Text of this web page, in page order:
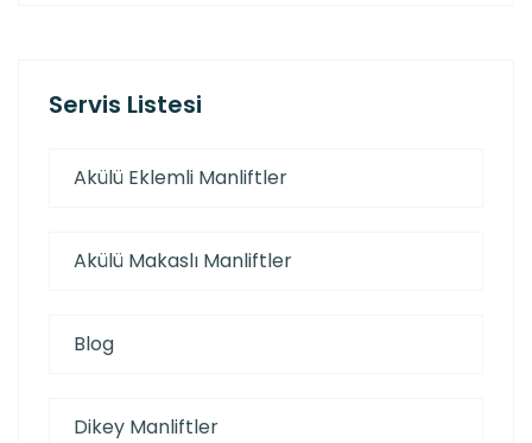
Servis Listesi
Akülü Eklemli Manliftler
Akülü Makaslı Manliftler
Blog
Dikey Manliftler